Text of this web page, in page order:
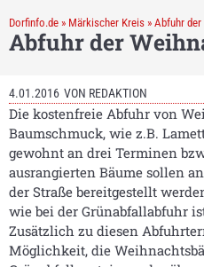
Dorfinfo.de » Märkischer Kreis » Abfuhr der
Abfuhr der
4.01.2016 VON REDAKTION
Die kostenfreie Abfuhr von
Baumschmuck, wie z.B.
gewohnt an drei Terminen
ausrangierten Bäume sollen
der Straße bereitgestellt
wie bei der Grünabfallabfuhr
Zusätzlich zu diesen
Möglichkeit, die